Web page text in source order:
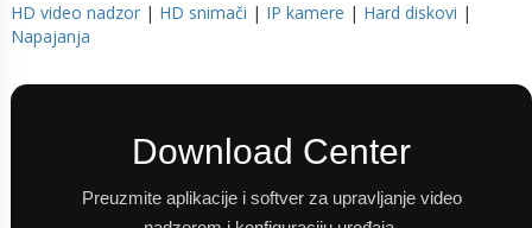
HD video nadzor | HD snimači | IP kamere | Hard diskovi |
Napajanja
Download Center
Preuzmite aplikacije i softver za upravljanje video